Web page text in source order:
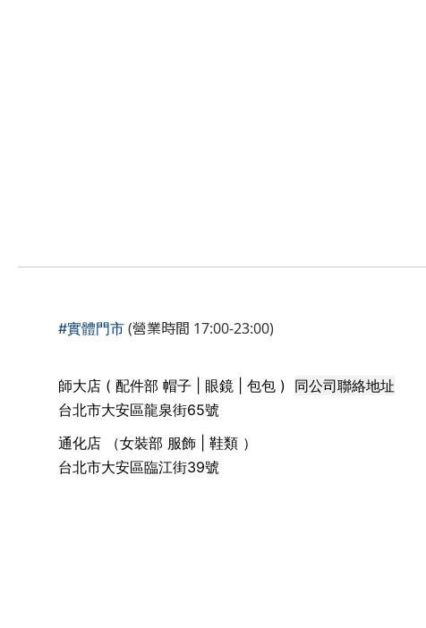
#實體門市 (營業時間 17:00-23:00)
師大店 ( 配件部 帽子 | 眼鏡 | 包包 ) 同公司聯絡地址
台北市大安區龍泉街65號
通化店 （女裝部 服飾 | 鞋類 ）
台北市大安區臨江街39號